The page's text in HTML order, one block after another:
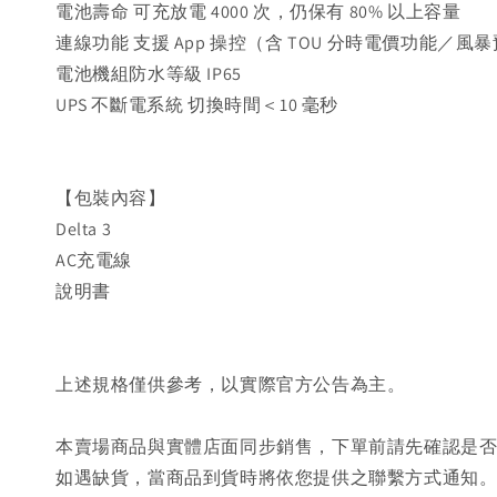
電池壽命 可充放電 4000 次，仍保有 80% 以上容量
連線功能 支援 App 操控（含 TOU 分時電價功能／風暴
電池機組防水等級 IP65
UPS 不斷電系統 切換時間＜10 毫秒
【包裝內容】
Delta 3
AC充電線
說明書
上述規格僅供參考，以實際官方公告為主。
本賣場商品與實體店面同步銷售，下單前請先確認是否
如遇缺貨，當商品到貨時將依您提供之聯繫方式通知。